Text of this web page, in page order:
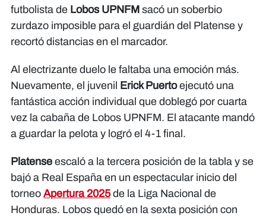
futbolista de Lobos UPNFM sacó un soberbio
zurdazo imposible para el guardián del Platense y
recortó distancias en el marcador.
Al electrizante duelo le faltaba una emoción más.
Nuevamente, el juvenil
Erick Puertoejecutó una
fantástica acción individual que doblegó por cuarta
vez la cabaña de Lobos UPNFM. El atacante mandó
a guardar la pelota y logró el 4-1 final.
Platense escaló a la tercera posición de la tabla y se
bajó a Real España en un espectacular inicio del
torneo Apertura 2025de la Liga Nacional de
Honduras. Lobos quedó en la sexta posición con